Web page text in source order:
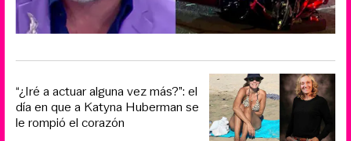
“¿Iré a actuar alguna vez más?”: el
día en que a Katyna Huberman se
le rompió el corazón